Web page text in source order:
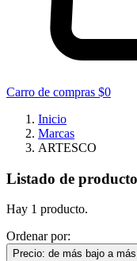
Carro de compras $0
Inicio
Marcas
ARTESCO
Listado de
Hay 1 producto.
Ordenar por:
Precio: de más bajo a